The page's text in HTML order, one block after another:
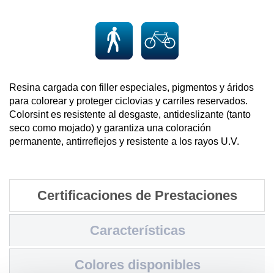
Resina cargada con filler especiales, pigmentos y áridos
para colorear y proteger ciclovias y carriles reservados.
Colorsint es resistente al desgaste, antideslizante (tanto
seco como mojado) y garantiza una coloración
permanente, antirreflejos y resistente a los rayos U.V.
Certificaciones de Prestaciones
Características
Colores disponibles